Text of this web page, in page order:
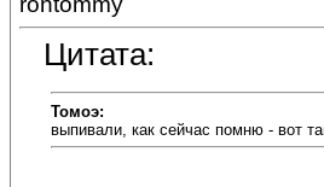
Цитата:
Томоэ:
выпивали, как сейчас помню - вот